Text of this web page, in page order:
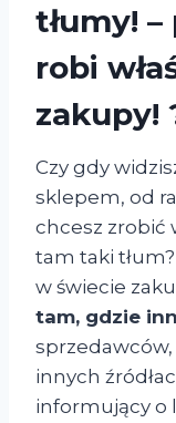
tłumy! –
robi
zakupy!
Czy gdy
sklepem, od
chcesz zrobić
tam taki
w świecie
tam, gdzie
innych
informujący o